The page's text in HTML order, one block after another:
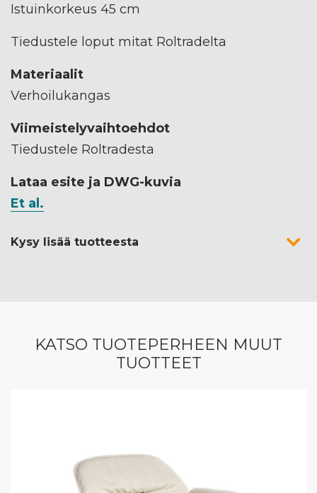
Istuinkorkeus 45 cm
Tiedustele loput mitat Roltradelta
Materiaalit
Verhoilukangas
Viimeistelyvaihtoehdot
Tiedustele Roltradesta
Lataa esite ja DWG-kuvia
Et al.
Kysy lisää tuotteesta
KATSO TUOTEPERHEEN MUUT
TUOTTEET